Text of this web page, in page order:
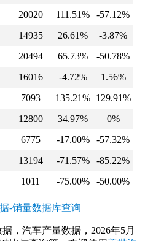
20020 111.51%
-57.12%
14935 26.61%
-3.87%
20494 65.73%
-50.78%
16016 -4.72%
1.56%
7093 135.21% 129.91%
12800 34.97%
0%
6775 -17.00%
-57.32%
13194 -71.57%
-85.22%
1011 -75.00% -50.00%
-销量数据库查询
，汽车产量数据，2026年5月